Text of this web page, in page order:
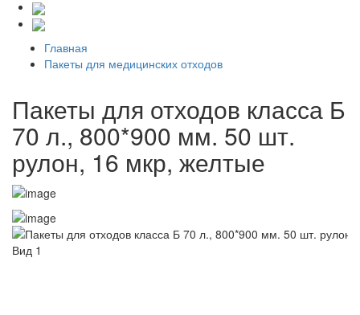
Главная
Пакеты для медицинских отходов
Пакеты для отходов класса Б
70 л., 800*900 мм. 50 шт.
рулон, 16 мкр, желтые